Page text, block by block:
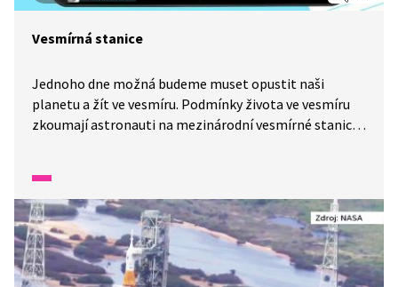
Vesmírná stanice
Jednoho dne možná budeme muset opustit naši
planetu a žít ve vesmíru. Podmínky života ve vesmíru
zkoumají astronauti na mezinárodní vesmírné stanici,
z Wifiny.